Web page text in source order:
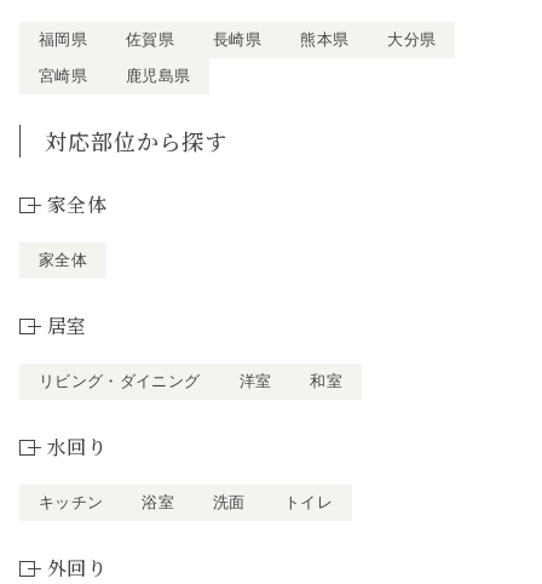
福岡県 佐賀県 長崎県 熊本県
大分県
宮崎県
鹿児島県
対応部位から探す
家全体
家全体
居室
リビング・ダイニング 洋室 和室
水回り
キッチン 浴室 洗面 トイレ
外回り